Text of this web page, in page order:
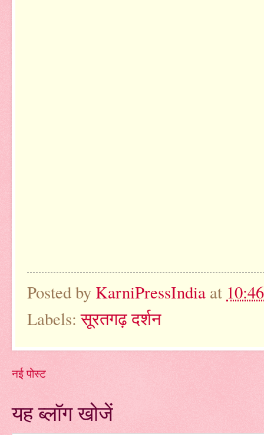
Posted by KarniPressIndia at
Labels:सूरतगढ़ दर्शन
नई पोस्ट
यह ब्लॉग खोजें